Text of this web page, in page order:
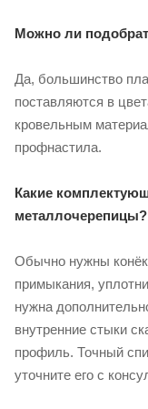
Можно ли
Да, большинство
поставляются в
кровельным
профнастила.
Какие
металлочерепицы?
Обычно нужны
примыкания,
нужна
внутренние стыки
профиль. Точный
уточните его с